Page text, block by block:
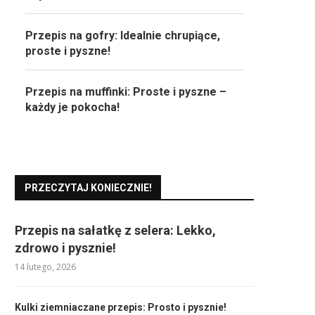
Przepis na gofry: Idealnie chrupiące,
proste i pyszne!
Przepis na muffinki: Proste i pyszne –
każdy je pokocha!
PRZECZYTAJ KONIECZNIE!
Przepis na sałatkę z selera: Lekko,
zdrowo i pysznie!
14 lutego, 2026
Kulki ziemniaczane przepis: Prosto i pysznie!